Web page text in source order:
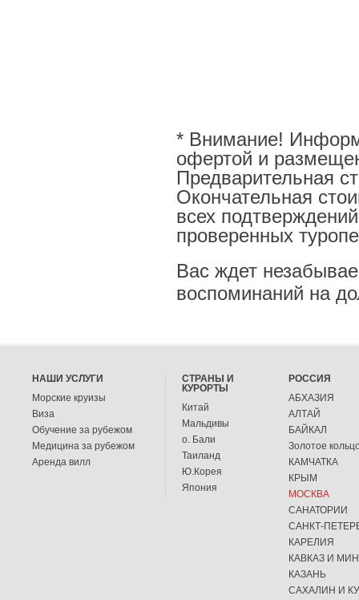
* Внимание!
офертой и
Предварительная
Окончательная
всех
проверенных
Вас ждет
воспоминаний на
НАШИ УСЛУГИ
Морские круизы
Виза
Обучение за рубежом
Медицина за рубежом
Аренда вилл
СТРАНЫ И
КУРОРТЫ
Китай
Мальдивы
о. Бали
Таиланд
Ю.Корея
Япония
РОССИЯ
АБХАЗИЯ
АЛТАЙ
БАЙКАЛ
Золотое
КАМЧАТКА
КРЫМ
МОСКВА
САНАТОРИИ
САНКТ-
КАРЕЛИЯ
КАВКАЗ И
КАЗАНЬ
САХАЛИН И